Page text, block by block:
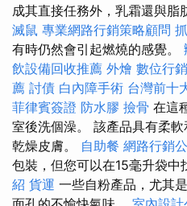
成其直接任務外，乳霜還與脂
滅鼠 專業網路行銷策略顧問
有時仍然會引起燃燒的感覺。
飲設備回收推薦 外燴 數位行銷
薦 討債 白內障手術 台灣前十
菲律賓簽證 防水膠 撿骨 在這
室後洗個澡。 該產品具有柔
乾燥皮膚。 自助餐 網路行銷
包裝，但您可以在15毫升袋中
紹 貨運 一些自粉產品，尤其